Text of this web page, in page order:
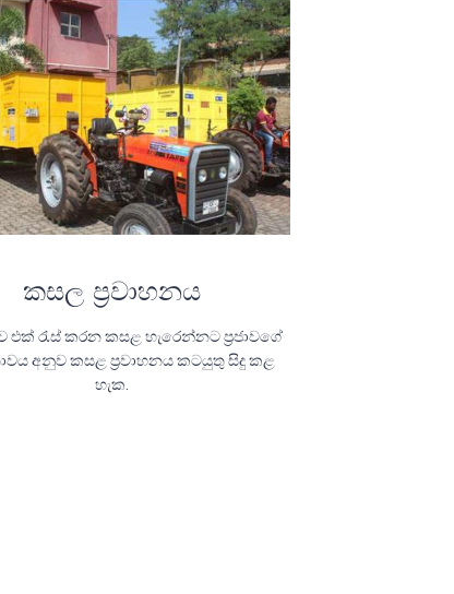
කසල ප්‍රවාහනය
රැස් කරන කසළ හැරෙන්නට ප්‍රජාවගේ
අනුව කසළ ප්‍රවාහනය කටයුතු සිදු කළ
හැක.